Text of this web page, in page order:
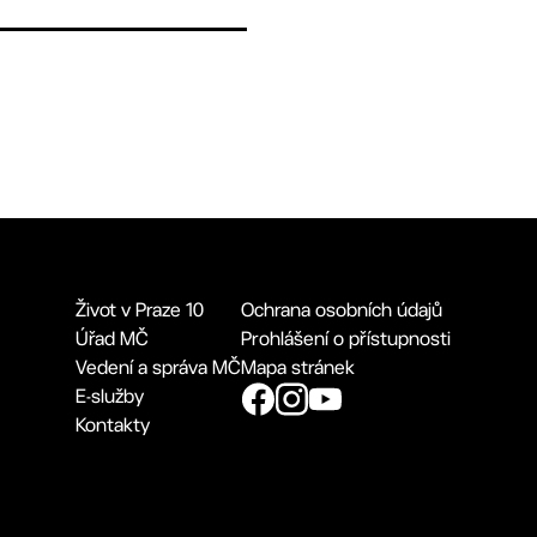
Život v Praze 10
Úřad MČ
Vedení a správa MČ
E-služby
Kontakty
Ochrana osobních údajů
Prohlášení o přístupnosti
Mapa stránek